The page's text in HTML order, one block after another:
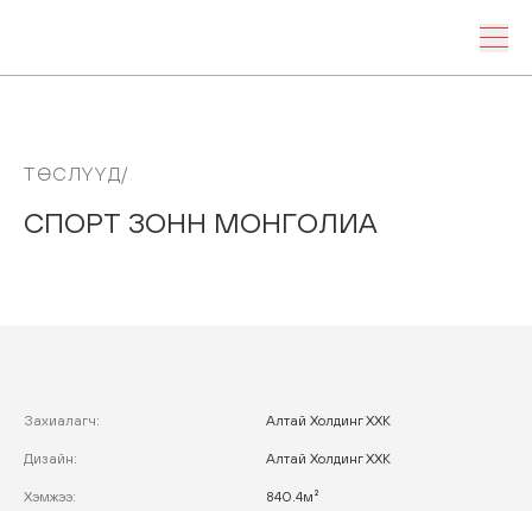
ТӨСЛҮҮД/
СПОРТ ЗОНН МОНГОЛИА
Захиалагч: Алтай Холдинг ХХК
Дизайн: Алтай Холдинг ХХК
Хэмжээ: 840.4м²